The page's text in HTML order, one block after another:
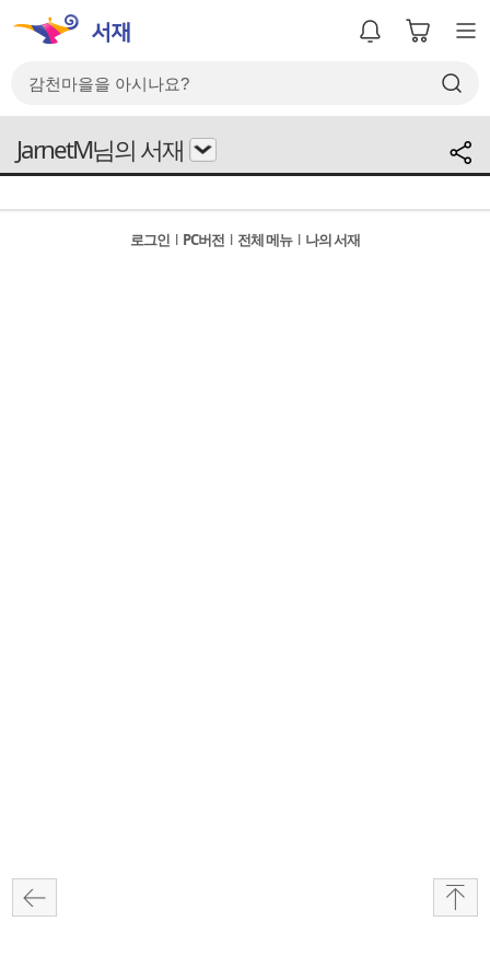
JarnetM님의 서재
로그인 l PC버전 l 전체 메뉴 l 나의 서재